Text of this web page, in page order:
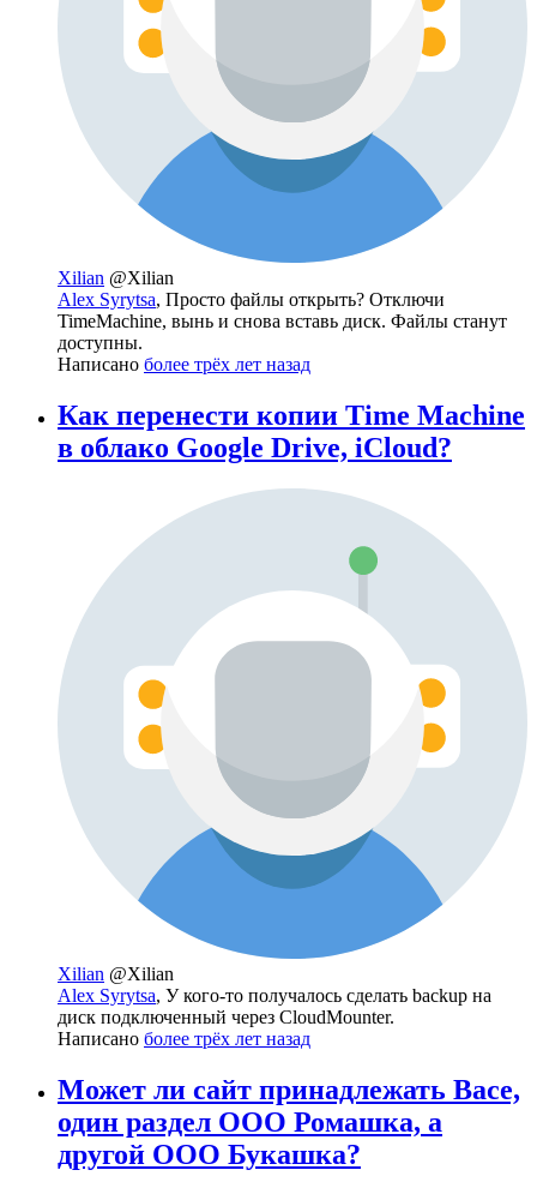
Xilian @Xilian
Alex Syrytsa, Просто файлы открыть? Отключи
TimeMachine, вынь и снова вставь диск. Файлы станут
доступны.
Написано более трёх лет назад
Как перенести копии Time Machine
в облако Google Drive, iCloud?
Xilian @Xilian
Alex Syrytsa, У кого-то получалось сделать backup на
диск подключенный через CloudMounter.
Написано более трёх лет назад
Может ли сайт принадлежать Васе,
один раздел ООО Ромашка, а
другой ООО Букашка?